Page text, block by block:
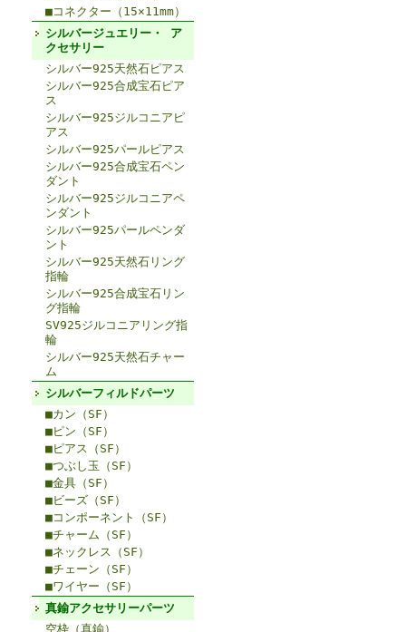
■コネクター（15×11mm）
シルバージュエリー・ ア
クセサリー
シルバー925天然石ピアス
シルバー925合成宝石ピア
ス
シルバー925ジルコニアピ
アス
シルバー925パールピアス
シルバー925合成宝石ペン
ダント
シルバー925ジルコニアペ
ンダント
シルバー925パールペンダ
ント
シルバー925天然石リング
指輪
シルバー925合成宝石リン
グ指輪
SV925ジルコニアリング指
輪
シルバー925天然石チャー
ム
シルバーフィルドパーツ
■カン（SF）
■ピン（SF）
■ピアス（SF）
■つぶし玉（SF）
■金具（SF）
■ビーズ（SF）
■コンポーネント（SF）
■チャーム（SF）
■ネックレス（SF）
■チェーン（SF）
■ワイヤー（SF）
真鍮アクセサリーパーツ
空枠（真鍮）